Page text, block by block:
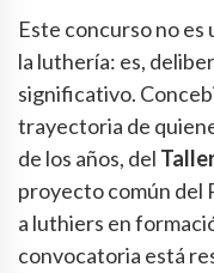
Este concurso no
la luthería: es,
significativo.
trayectoria de
de los años, del
proyecto común del
a luthiers en
convocatoria está